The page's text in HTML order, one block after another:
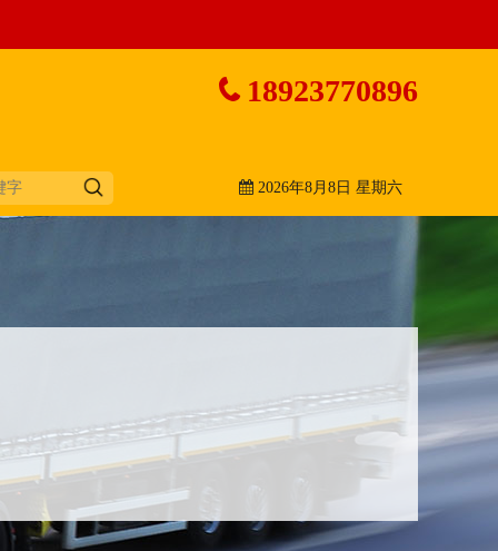
18923770896
2026年8月8日 星期六